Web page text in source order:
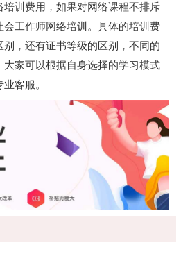
培训费用，如果对网络课程不排斥
会工作师网络培训。具体的培训费
别，还有证书等级的区别，不同的
大家可以根据自身选择的学习模式
客服。